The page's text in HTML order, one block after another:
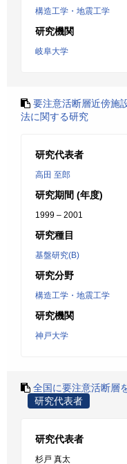
構造工学・地震工学
研究機関
岐阜大学
要注意活断層近傍施
法に関する研究
研究代表者
高田 至郎
研究期間 (年度)
1999 – 2001
研究種目
基盤研究(B)
研究分野
構造工学・地震工学
研究機関
神戸大学
全国に要注意活断層
研究代表者
研究代表者
杉戸 真太